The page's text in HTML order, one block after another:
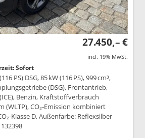
27.450,– €
incl. 19% MwSt.
Sofort
PS) DSG, 85 kW (116 PS), 999 cm³,
(DSG), Frontantrieb,
Benzin, Kraftstoffverbrauch
(WLTP), CO₂-Emission kombiniert
Klasse D, Außenfarbe: Reflexsilber